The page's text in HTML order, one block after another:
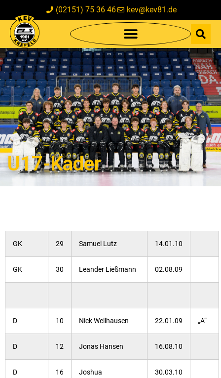
(02151) 75 36 46 kev@kev81.de
U17-Kader
GK 29 Samuel Lutz 14.01.10
GK 30 Leander Ließmann 02.08.09
D 10 Nick Wellhausen 22.01.09 „A“
D 12 Jonas Hansen 16.08.10
D 16
Joshua
30.03.10